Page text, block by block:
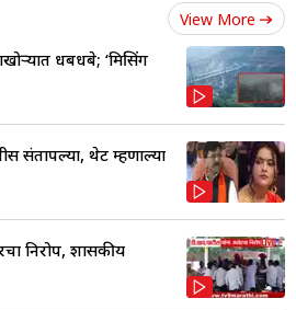
View More
धबधबे; ‘मिसिंग
संतापल्या, थेट म्हणाल्या
निरोप, शासकीय